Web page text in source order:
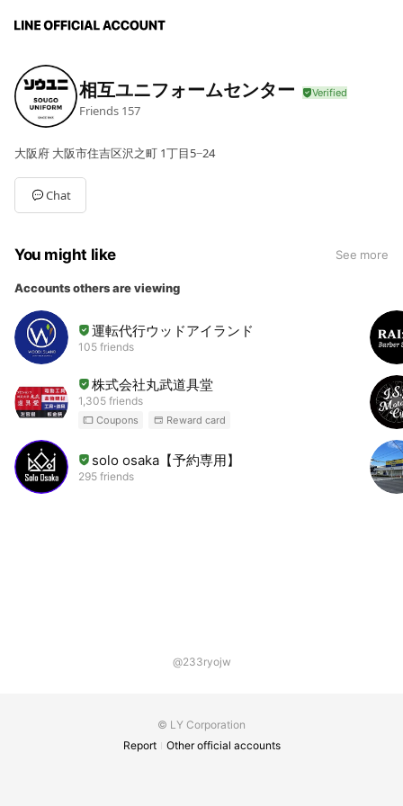
相互ユニフォームセンター
Friends 157
大阪府 大阪市住吉区沢之町 1丁目5−24
Chat
You might like See more
Accounts others are viewing
運転代行ウッドアイランド
105 friends
株式会社丸武道具堂
1,305 friends
Coupons Reward card
solo osaka【予約専用】
295 friends
@233ryojw
© LY Corporation
Report
Other official accounts